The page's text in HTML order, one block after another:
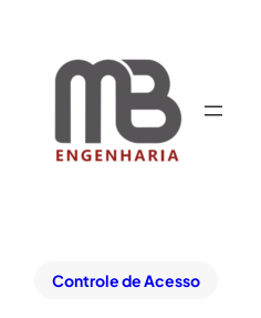
Controle de Acesso